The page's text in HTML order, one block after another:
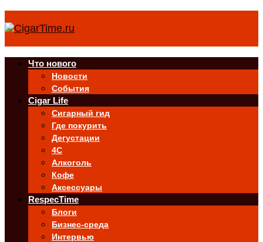
Что нового
Новости
События
Cigar Life
Сигарный гид
Где покурить
Дегустации
4C
Алкоголь
Кофе
Аксессуары
RespecTime
Блоги
Бизнес-среда
Интервью